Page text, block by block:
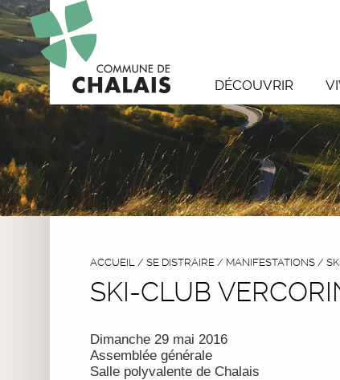
DÉCOUVRIR
ACCUEIL / SE DISTRAIRE / MANIFESTATIONS /
SKI-CLUB
Dimanche 29 mai 2016
Assemblée générale
Salle polyvalente de Chalais